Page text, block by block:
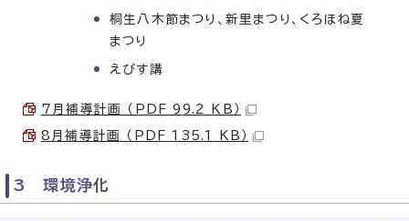
桐生八木節まつり、新里まつり、くろほね夏
まつり
えびす講
7月補導計画 （PDF 99.2 KB）
8月補導計画 （PDF 135.1 KB）
3 環境浄化